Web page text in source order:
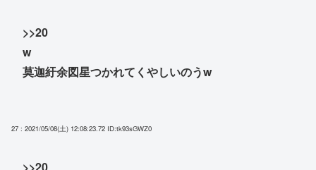
>>20
w
莫迦紆余図星つかれてくやしいのうw
27 : 2021/05/08(土) 12:08:23.72 ID:tk93sGWZ0
>>20